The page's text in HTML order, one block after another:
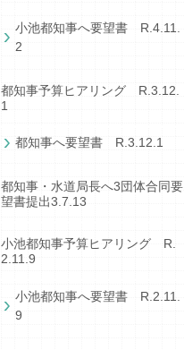
小池都知事へ要望書 R.4.11.
2
都知事予算ヒアリング R.3.12.
1
都知事へ要望書 R.3.12.1
都知事・水道局長へ3団体合同要
望書提出3.7.13
小池都知事予算ヒアリング R.
2.11.9
小池都知事へ要望書 R.2.11.
9